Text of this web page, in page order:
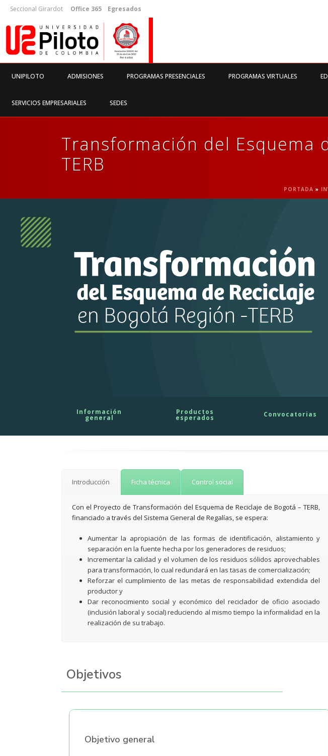
Seccional Girardot Office 365 Egresados
UNIPILOTO ADMISIONES PROGRAMAS PRESENCIALES PROGRAMAS VIRTUALES
SERVICIOS EMPRESARIALES SEDES
Transformación del Esquema
TERB
PORTADA »
Información
general
Productos
esperados Convocatorias
Introducción Ficha técnica Control social
Con el Proyecto de Transformación del Esquema de Reciclaje de Bogotá – TERB,
financiado a través del Sistema General de Regalías, se espera:
Aumentar la apropiación de las formas de identificación, alistamiento y
separación en la fuente hecha por los generadores de residuos;
Incrementar la calidad y el volumen de los residuos sólidos aprovechables
para transformación, lo cual redundará en las tasas de comercialización;
Reforzar el cumplimiento de las metas de responsabilidad extendida del
productor y
Dar reconocimiento social y económico del reciclador de oficio asociado
(inclusión laboral y social) reduciendo al mismo tiempo la informalidad en la
realización de su trabajo.
Objetivos
Objetivo general